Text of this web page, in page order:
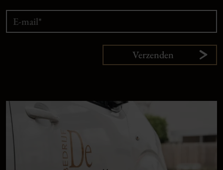
Verzenden
9,1
klanten vertellen